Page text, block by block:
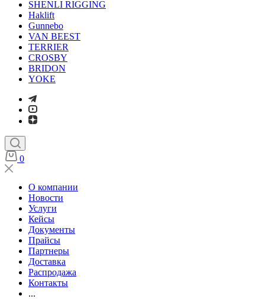
SHENLI RIGGING
Haklift
Gunnebo
VAN BEEST
TERRIER
CROSBY
BRIDON
YOKE
0
О компании
Новости
Услуги
Кейсы
Документы
Прайсы
Партнеры
Доставка
Распродажа
Контакты
...